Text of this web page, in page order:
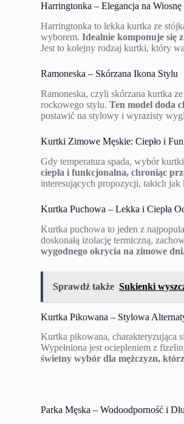
Harringtonka – Elegancja na Wiosnę
Harringtonka to lekka kurtka ze
wyborem.Idealnie komponuje się
Jest to kolejny rodzaj kurtki, który
Ramoneska – Skórzana Ikona Stylu
Ramoneska, czyli skórzana kurtka
rockowego stylu.Ten model doda
postawić na stylowy i wyrazisty
Kurtki Zimowe Męskie: Ciepło i
Gdy temperatura spada, wybór
ciepła i funkcjonalna, chroniąc
interesujących propozycji, takich
Kurtka Puchowa – Lekka i Ciepła
Kurtka puchowa to jeden z
doskonałą izolację termiczną,
wygodnego okrycia na zimowe
Sprawdź także Sukienki
Kurtka Pikowana – Stylowa
Kurtka pikowana, charakteryzująca
Wypełniona jest ociepleniem z
świetny wybór dla mężczyzn,
Parka Męska – Wodoodporność i